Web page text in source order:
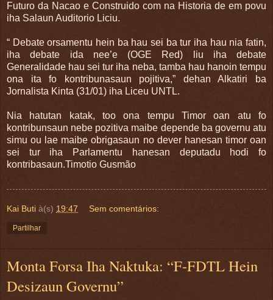
Futuro da Nacao e Construido com na Historia de em povu
iha Salaun Auditorio Liciu.
“ Debate orsamentu hein ba hau sei ba tur iha hau nia fatin,
iha debate ida nee’e (OGE Red) liu iha debate
Generalidade hau sei tur iha neba, tamba hau hanoin tempu
ona ita fo kontribunasaun pojitiva,” dehan Alkatiri ba
Jornalista Kinta (31/01) iha Liceu UNTL.
Nia hatutan katak, too ona tempu Timor oan atu fo
kontribunsaun nebe pozitiva maibe depende ba governu atu
simu ou lae maibe obrigasaun no dever hanesan timor oan
sei tur iha Parlamentu hanesan deputadu hodi fo
kontribasaun.Timotio Gusmão
,
Kai Buti à(s) 19:47 Sem comentários:
Partilhar
Monta Forsa Iha Naktuka: “F-FDTL Hein
Desizaun Governu”